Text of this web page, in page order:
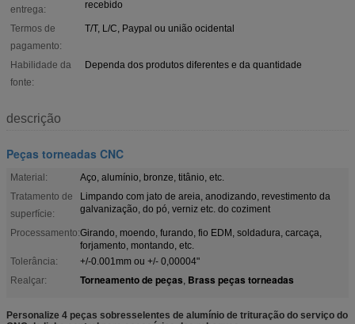
entrega:
recebido
Termos de
pagamento:
T/T, L/C, Paypal ou união ocidental
Habilidade da
fonte:
Dependa dos produtos diferentes e da quantidade
descrição
Peças torneadas CNC
Material:
Aço, alumínio, bronze, titânio, etc.
Tratamento de
superfície:
Limpando com jato de areia, anodizando, revestimento da
galvanização, do pó, verniz etc. do coziment
Processamento:Girando, moendo, furando, fio EDM, soldadura, carcaça,
forjamento, montando, etc.
Tolerância:
+/-0.001mm ou +/- 0,00004"
Realçar:
Torneamento de peças, Brass peças torneadas
Personalize 4 peças sobresselentes de alumínio de trituração do serviço do